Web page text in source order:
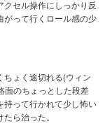
セル操作にしっかり反
がって行くロール感の少
ちょく途切れる(ウィン
面のちょっとした段差
持って行かれて少し怖い
ら治った。